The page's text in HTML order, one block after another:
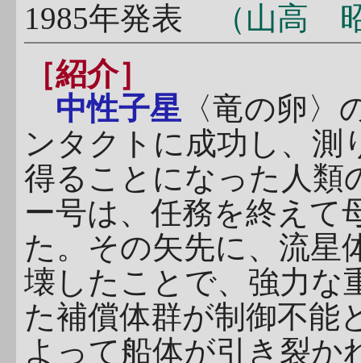
1985年発表
（山高
［紹介］
中性子星 〈竜の卵〉
ンタクトに成功し、測
得ることになった人類
ー号は、任務を終えて
た。その矢先に、流星
壊したことで、強力な
た補償体群が制御不能
よって船体が引き裂か